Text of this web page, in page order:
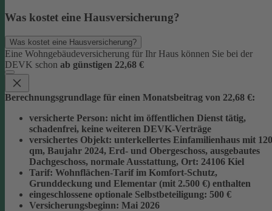
Was kostet eine Hausversicherung?
Was kostet eine Hausversicherung?
Eine Wohngebäudeversicherung für Ihr Haus können Sie bei der
DEVK schon ab günstigen 22,68 €
Berechnungsgrundlage für einen Monatsbeitrag von 22,68 €:
versicherte Person: nicht im öffentlichen Dienst tätig,
schadenfrei, keine weiteren DEVK-Verträge
versichertes Objekt: unterkellertes Einfamilienhaus mit 120
qm, Baujahr 2024, Erd- und Obergeschoss, ausgebautes
Dachgeschoss, normale Ausstattung, Ort: 24106 Kiel
Tarif: Wohnflächen-Tarif im Komfort-Schutz,
Grunddeckung und Elementar (mit 2.500 €) enthalten
eingeschlossene optionale Selbstbeteiligung: 500 €
Versicherungsbeginn: Mai 2026